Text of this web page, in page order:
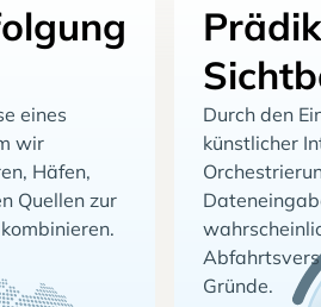
eines
wir
Häfen,
Quellen zur
Durch den
künstlicher
Gründe.